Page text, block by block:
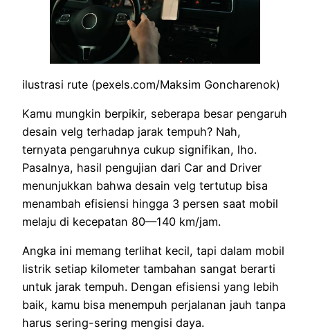
ilustrasi rute (pexels.com/Maksim Goncharenok)
Kamu mungkin berpikir, seberapa besar pengaruh
desain velg terhadap jarak tempuh? Nah,
ternyata pengaruhnya cukup signifikan, lho.
Pasalnya, hasil pengujian dari Car and Driver
menunjukkan bahwa desain velg tertutup bisa
menambah efisiensi hingga 3 persen saat mobil
melaju di kecepatan 80—140 km/jam.
Angka ini memang terlihat kecil, tapi dalam mobil
listrik setiap kilometer tambahan sangat berarti
untuk jarak tempuh. Dengan efisiensi yang lebih
baik, kamu bisa menempuh perjalanan jauh tanpa
harus sering-sering mengisi daya.